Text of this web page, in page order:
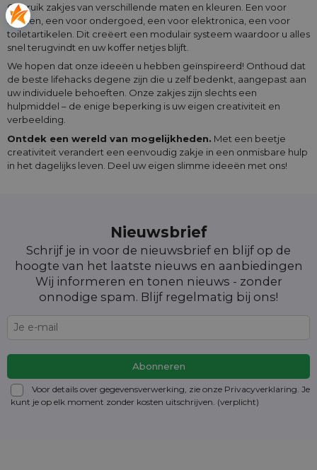
Gebruik zakjes van verschillende maten en kleuren. Een voor
sokken, een voor ondergoed, een voor elektronica, een voor
toiletartikelen. Dit creëert een modulair systeem waardoor u alles
snel terugvindt en uw koffer netjes blijft.
We hopen dat onze ideeën u hebben geïnspireerd! Onthoud dat
de beste lifehacks degene zijn die u zelf bedenkt, aangepast aan
uw individuele behoeften. Onze zakjes zijn slechts een
hulpmiddel – de enige beperking is uw eigen creativiteit en
verbeelding.
Ontdek een wereld van mogelijkheden. Met een beetje
creativiteit verandert een eenvoudig zakje in een onmisbare hulp
in het dagelijks leven. Deel uw eigen slimme ideeën met ons!
Nieuwsbrief
Schrijf je in voor de nieuwsbrief en blijf op de
hoogte van het laatste nieuws en aanbiedingen
Wij informeren en tonen nieuws - zonder
onnodige spam. Blijf regelmatig bij ons!
Voor details over gegevensverwerking, zie onze Privacyverklaring. Je
kunt je op elk moment zonder kosten uitschrijven. (verplicht)